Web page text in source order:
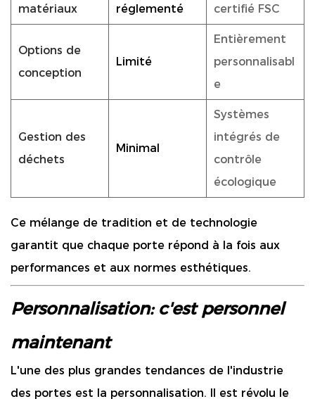
matériaux
réglementé
certifié FSC
Options de
conception
Limité
Entièrement
personnalisabl
e
Gestion des
déchets
Minimal
Systèmes
intégrés de
contrôle
écologique
Ce mélange de tradition et de technologie
garantit que chaque porte répond à la fois aux
performances et aux normes esthétiques.
Personnalisation: c'est personnel
maintenant
L'une des plus grandes tendances de l'industrie
des portes est la personnalisation. Il est révolu le